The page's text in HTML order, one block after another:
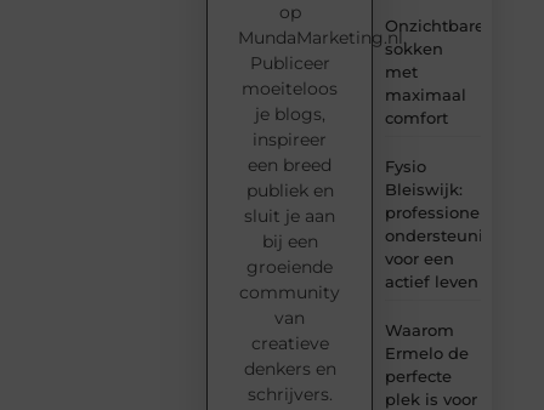
Onzichtbare
sokken
met
maximaal
comfort
Fysio
Bleiswijk:
professionele
ondersteuning
voor een
actief leven
Waarom
Ermelo de
perfecte
plek is voor
op
MundaMarketing.nl.
Publiceer
moeiteloos
je blogs,
inspireer
een breed
publiek en
sluit je aan
bij een
groeiende
community
van
creatieve
denkers en
schrijvers.